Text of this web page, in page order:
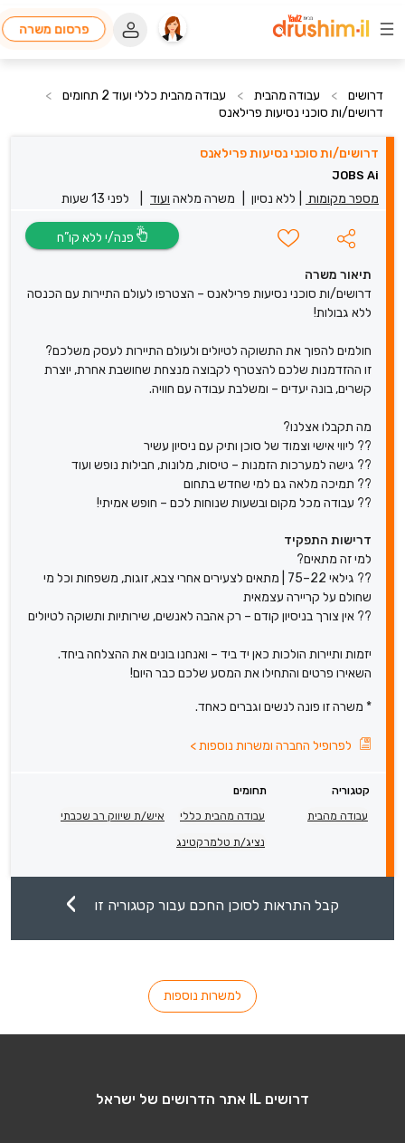
פרסום משרה
דרושים > עבודה מהבית > עבודה מהבית כללי ועוד 2 תחומים
>
דרושים/ות סוכני נסיעות פרילאנס
דרושים/ות סוכני נסיעות פרילאנס
JOBS Ai
מספר מקומות ללא נסיון משרה מלאה ועוד לפני 13 שעות
תיאור משרה
דרושים/ות סוכני נסיעות פרילאנס – הצטרפו לעולם התיירות עם הכנסה
ללא גבולות!
חולמים להפוך את התשוקה לטיולים ולעולם התיירות לעסק משלכם?
זו ההזדמנות שלכם להצטרף לקבוצה מנצחת שחושבת אחרת, יוצרת
קשרים, בונה יעדים – ומשלבת עבודה עם חוויה.
מה תקבלו אצלנו?
?? ליווי אישי וצמוד של סוכן ותיק עם ניסיון עשיר
?? גישה למערכות הזמנות – טיסות, מלונות, חבילות נופש ועוד
?? תמיכה מלאה גם למי שחדש בתחום
?? עבודה מכל מקום ובשעות שנוחות לכם – חופש אמיתי!
דרישות התפקיד
למי זה מתאים?
?? גילאי 22–75 | מתאים לצעירים אחרי צבא, זוגות, משפחות וכל מי
שחולם על קריירה עצמאית
?? אין צורך בניסיון קודם – רק אהבה לאנשים, שירותיות ותשוקה לטיולים
יזמות ותיירות הולכות כאן יד ביד – ואנחנו בונים את ההצלחה ביחד.
השאירו פרטים והתחילו את המסע שלכם כבר היום!
* משרה זו פונה לנשים וגברים כאחד.
לפרופיל החברה ומשרות נוספות>
קטגוריה
תחומים
עבודה מהבית
עבודה מהבית כללי איש/ת שיווק רב שכבתי
נציג/ת טלמרקטינג
קבל התראות לסוכן החכם עבור קטגוריה זו
למשרות נוספות
דרושים IL אתר הדרושים של ישראל